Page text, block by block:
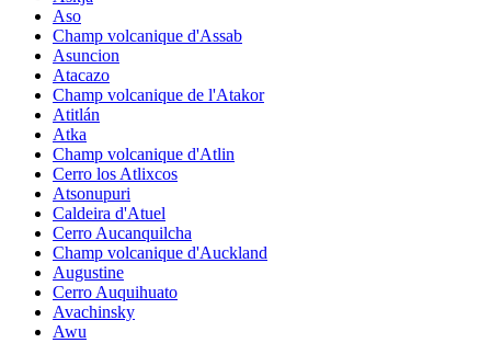
Aso
Champ volcanique d'Assab
Asuncion
Atacazo
Champ volcanique de l'Atakor
Atitlán
Atka
Champ volcanique d'Atlin
Cerro los Atlixcos
Atsonupuri
Caldeira d'Atuel
Cerro Aucanquilcha
Champ volcanique d'Auckland
Augustine
Cerro Auquihuato
Avachinsky
Awu